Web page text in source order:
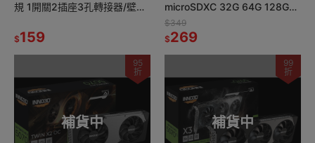
規 1開關2插座3孔轉接器/壁插/
$159
microSDXC 32G 64G 128G
256GB 記憶卡 / 原廠終身保固
$349
$269
補貨中
95
折
補貨中
99
折